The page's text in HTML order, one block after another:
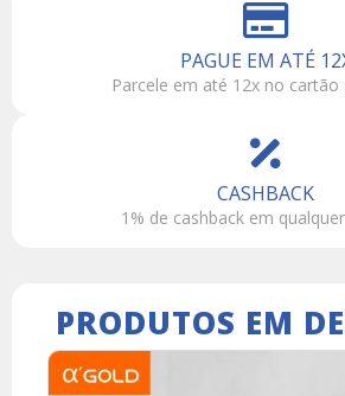
PAGUE EM ATÉ
Parcele em até 12x no cartão
CASHBACK
1% de cashback em
PRODUTOS EM